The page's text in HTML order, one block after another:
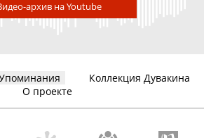
архив на Youtube
Коллекция Дувакина
О проекте